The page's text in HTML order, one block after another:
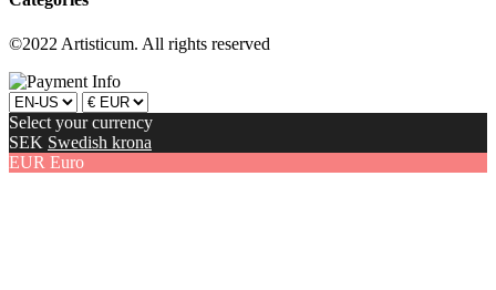
©2022 Artisticum. All rights reserved
Select your currency
SEK Swedish krona
EUR Euro